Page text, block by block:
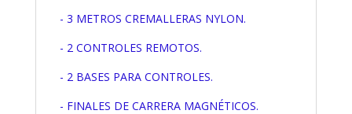
- 3 METROS CREMALLERAS NYLON.
- 2 CONTROLES REMOTOS.
- 2 BASES PARA CONTROLES.
- FINALES DE CARRERA MAGNÉTICOS.